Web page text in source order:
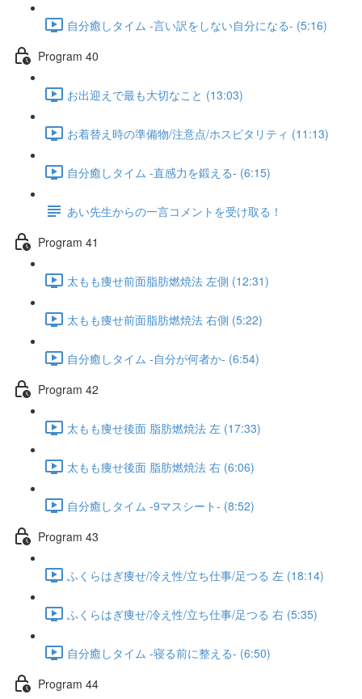
自分癒しタイム -言い訳をしない自分になる- (5:16)
Program 40
お出迎えで最も大切なこと (13:03)
お着替え時の準備物/注意点/ホスピタリティ (11:13)
自分癒しタイム -直感力を鍛える- (6:15)
あい先生からの一言コメントを受け取る！
Program 41
太もも痩せ前面脂肪燃焼法 左側 (12:31)
太もも痩せ前面脂肪燃焼法 右側 (5:22)
自分癒しタイム -自分が何者か- (6:54)
Program 42
太もも痩せ後面 脂肪燃焼法 左 (17:33)
太もも痩せ後面 脂肪燃焼法 右 (6:06)
自分癒しタイム -9マスシート- (8:52)
Program 43
ふくらはぎ痩せ/冷え性/立ち仕事/足つる 左 (18:14)
ふくらはぎ痩せ/冷え性/立ち仕事/足つる 右 (5:35)
自分癒しタイム -寝る前に整える- (6:50)
Program 44